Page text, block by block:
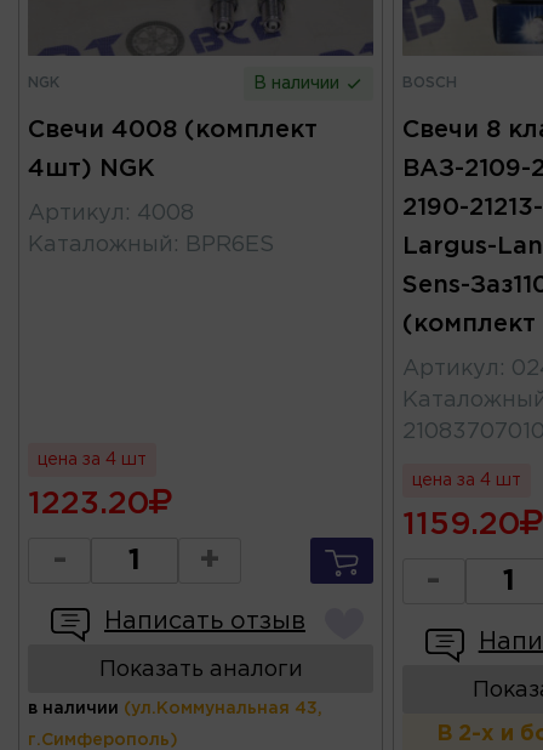
NGK В наличии
Свечи 4008 (комплект
4шт) NGK
Артикул : 4008
Каталожный : BPR6ES
цена за 4 шт
1223.20
- +
Написать отзыв
Показать аналоги
в наличии (ул.Коммунальная 43,
г.Симферополь)
BOSCH
Свечи 8
ВАЗ-2109-
2190-
Largus-
Sens-
(комплект
Артикул :
цена за 4 шт
1159.20
-
В 2-х и